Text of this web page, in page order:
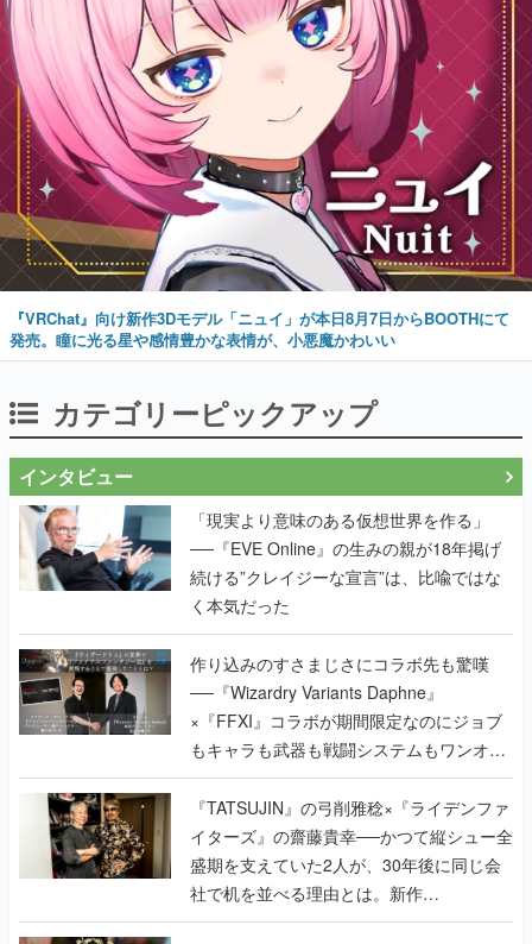
『VRChat』向け新作3Dモデル「ニュイ」が本日8月7日からBOOTHにて
発売。瞳に光る星や感情豊かな表情が、小悪魔かわいい
カテゴリーピックアップ
インタビュー
「現実より意味のある仮想世界を作る」
──『EVE Online』の生みの親が18年掲げ
続ける”クレイジーな宣言”は、比喩ではな
く本気だった
作り込みのすさまじさにコラボ先も驚嘆
──『Wizardry Variants Daphne』
×『FFXI』コラボが期間限定なのにジョブ
もキャラも武器も戦闘システムもワンオフ
で作り込まれた理由を両ディレクターに聞
く
『TATSUJIN』の弓削雅稔×『ライデンファ
イターズ』の齋藤貴幸──かつて縦シュー全
盛期を支えていた2人が、30年後に同じ会
社で机を並べる理由とは。新作
『TATSUJIN EXTREME』で初タッグを組